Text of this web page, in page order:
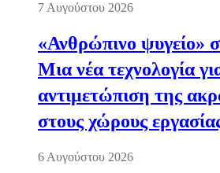
7 Αυγούστου 2026
«Ανθρώπινο ψυγείο»
Μια νέα τεχνολογία
αντιμετώπιση της
στους χώρους
6 Αυγούστου 2026